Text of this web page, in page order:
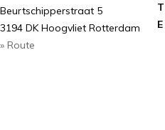
Beurtschipperstraat 5
3194 DK Hoogvliet Rotterdam
» Route
T
E